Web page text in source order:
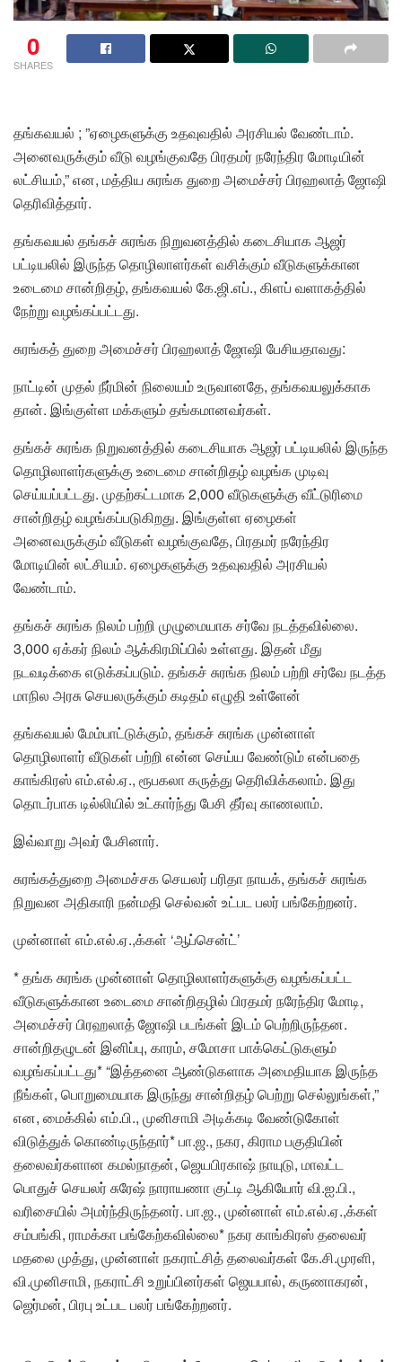
0
SHARES
தங்கவயல் ; ”ஏழைகளுக்கு உதவுவதில் அரசியல் வேண்டாம்.
அனைவருக்கும் வீடு வழங்குவதே பிரதமர் நரேந்திர மோடியின்
லட்சியம்,” என, மத்திய சுரங்க துறை அமைச்சர் பிரஹலாத் ஜோஷி
தெரிவித்தார்.
தங்கவயல் தங்கச் சுரங்க நிறுவனத்தில் கடைசியாக ஆஜர்
பட்டியலில் இருந்த தொழிலாளர்கள் வசிக்கும் வீடுகளுக்கான
உடைமை சான்றிதழ், தங்கவயல் கே.ஜி.எப்., கிளப் வளாகத்தில்
நேற்று வழங்கப்பட்டது.
சுரங்கத் துறை அமைச்சர் பிரஹலாத் ஜோஷி பேசியதாவது:
நாட்டின் முதல் நீர்மின் நிலையம் உருவானதே, தங்கவயலுக்காக
தான். இங்குள்ள மக்களும் தங்கமானவர்கள்.
தங்கச் சுரங்க நிறுவனத்தில் கடைசியாக ஆஜர் பட்டியலில் இருந்த
தொழிலாளர்களுக்கு உடைமை சான்றிதழ் வழங்க முடிவு
செய்யப்பட்டது. முதற்கட்டமாக 2,000 வீடுகளுக்கு வீட்டுரிமை
சான்றிதழ் வழங்கப்படுகிறது. இங்குள்ள ஏழைகள்
அனைவருக்கும் வீடுகள் வழங்குவதே, பிரதமர் நரேந்திர
மோடியின் லட்சியம். ஏழைகளுக்கு உதவுவதில் அரசியல்
வேண்டாம்.
தங்கச் சுரங்க நிலம் பற்றி முழுமையாக சர்வே நடத்தவில்லை.
3,000 ஏக்கர் நிலம் ஆக்கிரமிப்பில் உள்ளது. இதன் மீது
நடவடிக்கை எடுக்கப்படும். தங்கச் சுரங்க நிலம் பற்றி சர்வே நடத்த
மாநில அரசு செயலருக்கும் கடிதம் எழுதி உள்ளேன்
தங்கவயல் மேம்பாட்டுக்கும், தங்கச் சுரங்க முன்னாள்
தொழிலாளர் வீடுகள் பற்றி என்ன செய்ய வேண்டும் என்பதை
காங்கிரஸ் எம்.எல்.ஏ., ரூபகலா கருத்து தெரிவிக்கலாம். இது
தொடர்பாக டில்லியில் உட்கார்ந்து பேசி தீர்வு காணலாம்.
இவ்வாறு அவர் பேசினார்.
சுரங்கத்துறை அமைச்சக செயலர் பரிதா நாயக், தங்கச் சுரங்க
நிறுவன அதிகாரி நன்மதி செல்வன் உட்பட பலர் பங்கேற்றனர்.
முன்னாள் எம்.எல்.ஏ.,க்கள் ‘ஆப்சென்ட்’
* தங்க சுரங்க முன்னாள் தொழிலாளர்களுக்கு வழங்கப்பட்ட
வீடுகளுக்கான உடைமை சான்றிதழில் பிரதமர் நரேந்திர மோடி,
அமைச்சர் பிரஹலாத் ஜோஷி படங்கள் இடம் பெற்றிருந்தன.
சான்றிதழுடன் இனிப்பு, காரம், சமோசா பாக்கெட்டுகளும்
வழங்கப்பட்டது* “இத்தனை ஆண்டுகளாக அமைதியாக இருந்த
நீங்கள், பொறுமையாக இருந்து சான்றிதழ் பெற்று செல்லுங்கள்,”
என, மைக்கில் எம்.பி., முனிசாமி அடிக்கடி வேண்டுகோள்
விடுத்துக் கொண்டிருந்தார்* பா.ஜ., நகர, கிராம பகுதியின்
தலைவர்களான கமல்நாதன், ஜெயபிரகாஷ் நாயுடு, மாவட்ட
பொதுச் செயலர் சுரேஷ் நாராயணா குட்டி ஆகியோர் வி.ஐ.பி.,
வரிசையில் அமர்ந்திருந்தனர். பா.ஜ., முன்னாள் எம்.எல்.ஏ.,க்கள்
சம்பங்கி, ராமக்கா பங்கேற்கவில்லை* நகர காங்கிரஸ் தலைவர்
மதலை முத்து, முன்னாள் நகராட்சித் தலைவர்கள் கே.சி.முரளி,
வி.முனிசாமி, நகராட்சி உறுப்பினர்கள் ஜெயபால், கருணாகரன்,
ஜெர்மன், பிரபு உட்பட பலர் பங்கேற்றனர்.